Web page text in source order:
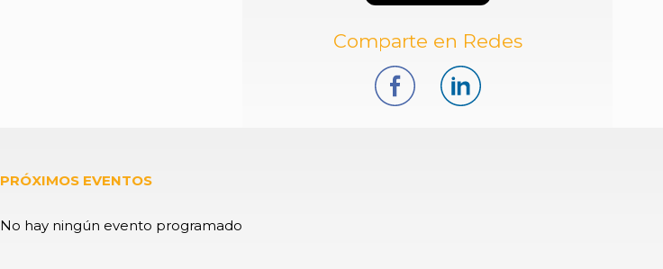
Comparte en Redes
PRÓXIMOS EVENTOS
No hay ningún evento programado